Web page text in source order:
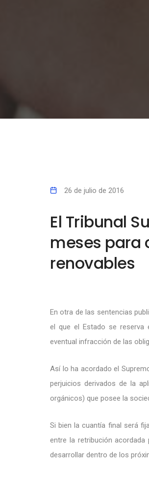
26 de julio de 2016
El Tribunal
meses para
renovables
En otra de las sentencias
el que el Estado se reserva
eventual infracción de las
Así lo ha acordado el
perjuicios derivados de la
orgánicos) que posee la
Si bien la cuantía final será
entre la retribución
desarrollar dentro de los